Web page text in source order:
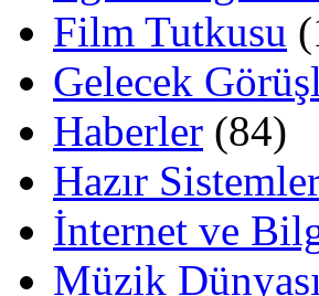
Film Tutkusu
Gelecek
Haberler (84)
Hazır
İnternet ve
Müzik Dünyası